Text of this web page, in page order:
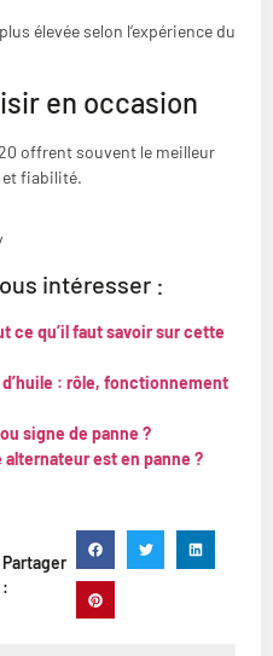
élevée selon l’expérience du
en occasion
offrent souvent le meilleur
fiabilité.
intéresser :
ce qu’il faut savoir sur cette
: rôle, fonctionnement
signe de panne ?
est en panne ?
Partager
: